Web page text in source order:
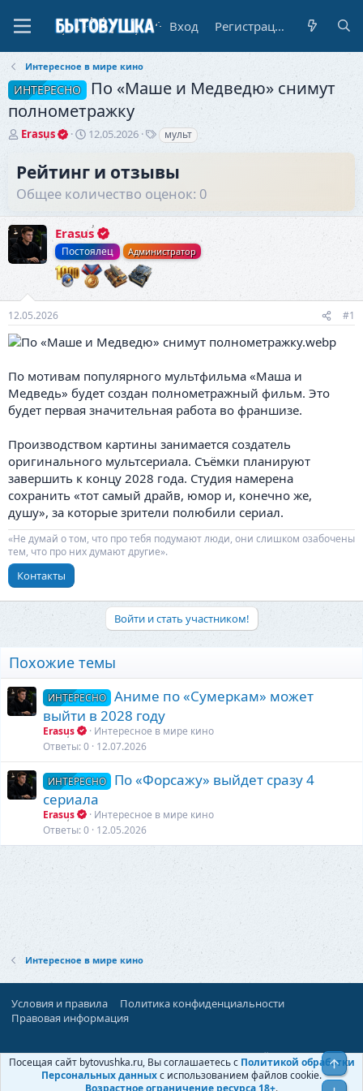
Вход Регистрация
Интересное в мире кино
ИНТЕРЕСНО
По «Маше и Медведю» снимут
полнометражку
А
о
р
е
м
ы
Erasus
Д
н
ч
а
л
а
12.05.2026
Т
и
мульт
Рейтинг и отзывы
Общее количество оценок: 0
Erasus
Постоялец Администратор
12.05.2026 #1
По мотивам популярного мультфильма «Маша и
Медведь» будет создан полнометражный фильм. Это
будет первая значительная работа во франшизе.
Производством картины занимается создатель
оригинального мультсериала. Съёмки планируют
завершить к концу 2028 года. Студия намерена
сохранить «тот самый драйв, юмор и, конечно же,
душу», за которые зрители полюбили сериал.
«Не думай о том, что про тебя подумают люди, они слишком озабочены
тем, что про них думают другие».
Контакты
Войти и стать участником!
Похожие темы
ИНТЕРЕСНО
Аниме по «Сумеркам» может
выйти в 2028 году
Erasus
Интересное в мире кино
Ответы 0 12.07.2026
ИНТЕРЕСНО
По «Форсажу» выйдет сразу 4
сериала
Erasus
Интересное в мире кино
Ответы 0 12.05.2026
Интересное в мире кино
Условия и правила
Политика конфиденциальности
Правовая информация
При поддержке:«Территория Дискуссий»
© Бытовушка, 2025-2026
Посещая сайт bytovushka.ru, Вы соглашаетесь с Политикой обработки
Персональных данныхс использованием файлов cookie.
Возрастное ограничение ресурса 18+.
Верх